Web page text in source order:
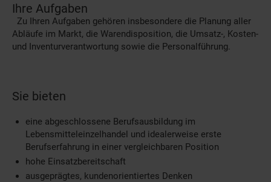
Ihre Aufgaben
Zu Ihren Aufgaben gehören insbesondere die Planung aller
Abläufe im Markt, die Warendisposition, die Umsatz-, Kosten-
und Inventurverantwortung sowie die Personalführung.
Sie bieten
eine abgeschlossene Berufsausbildung im
Lebensmitteleinzelhandel und idealerweise erste
Berufserfahrung in einer vergleichbaren Position
hohe Einsatzbereitschaft
ausgeprägtes, kundenorientiertes Denken